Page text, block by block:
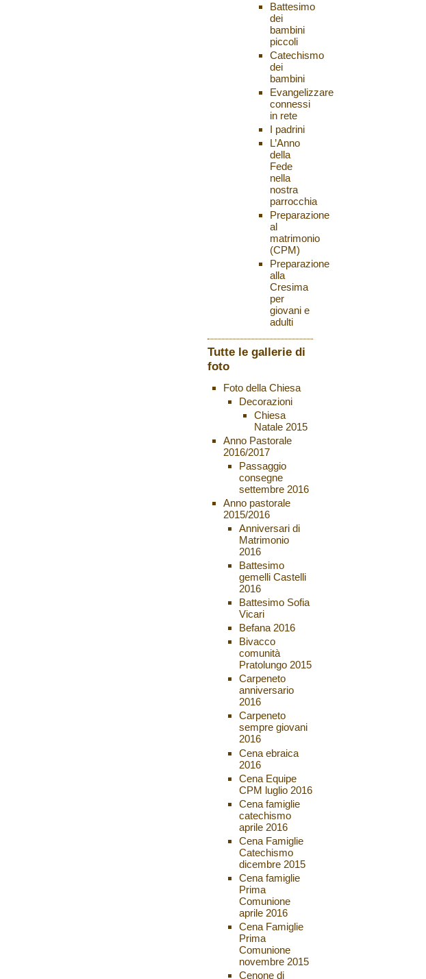
Battesimo
dei
bambini
piccoli
Catechismo
dei
bambini
Evangelizzare
connessi
in rete
I padrini
L’Anno
della
Fede
nella
nostra
parrocchia
Preparazione
al
matrimonio
(CPM)
Preparazione
alla
Cresima
per
giovani e
adulti
Tutte le gallerie di
foto
Foto della Chiesa
Decorazioni
Chiesa
Natale 2015
Anno Pastorale
2016/2017
Passaggio
consegne
settembre 2016
Anno pastorale
2015/2016
Anniversari di
Matrimonio
2016
Battesimo
gemelli Castelli
2016
Battesimo Sofia
Vicari
Befana 2016
Bivacco
comunità
Pratolungo 2015
Carpeneto
anniversario
2016
Carpeneto
sempre giovani
2016
Cena ebraica
2016
Cena Equipe
CPM luglio 2016
Cena famiglie
catechismo
aprile 2016
Cena Famiglie
Catechismo
dicembre 2015
Cena famiglie
Prima
Comunione
aprile 2016
Cena Famiglie
Prima
Comunione
novembre 2015
Cenone di